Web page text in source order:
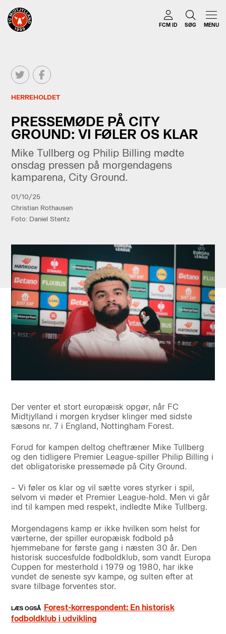
FCM ID SØG MENU
HERREHOLDET
PRESSEMØDE PÅ CITY
GROUND: VI FØLER OS KLAR
Mike Tullberg og Philip Billing mødte
onsdag pressen på morgendagens
kamparena, City Ground.
01/10/25
Christian Rothausen
Foto: Daniel Stentz
Der venter et stort europæisk opgør, når FC
Midtjylland i morgen krydser klinger med sidste
sæsons nr. 7 i England, Nottingham Forest.
Forud for kampen deltog cheftræner Mike Tullberg
og den tidligere Premier League-spiller Philip Billing i
det obligatoriske pressemøde på City Ground.
– Vi føler os klar og vil sætte vores styrker i spil,
selvom vi møder et Premier League-hold. Men vi går
ind til kampen med respekt, indledte Mike Tullberg.
Morgendagens kamp er ikke hvilken som helst for
værterne, der spiller europæisk fodbold på
hjemmebane for første gang i næsten 30 år. Den
historisk succesfulde fodboldklub, som vandt Europa
Cuppen for mesterhold i 1979 og 1980, har ikke
vundet de seneste syv kampe, og sulten efter at
svare tilbage forventes stor.
Forest-korrespondent: En historisk
fodboldklub i udvikling